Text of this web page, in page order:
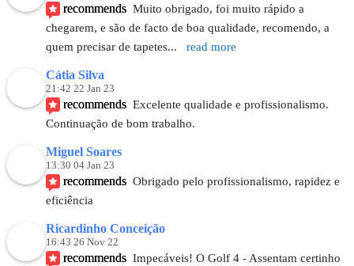
recommends Muito obrigado, foi muito rápido a
chegarem, e são de facto de boa qualidade, recomendo, a
quem precisar de tapetes... read more
Cátia Silva
21:42 22 Jan 23
recommends Excelente qualidade e profissionalismo.
Continuação de bom trabalho.
Miguel Soares
13:30 04 Jan 23
recommends Obrigado pelo profissionalismo, rapidez e
eficiência
Ricardinho Conceição
16:43 26 Nov 22
recommends Impecáveis! O Golf 4 - Assentam certinho